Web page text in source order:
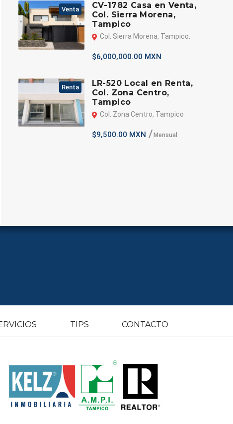
Venta
CV-1782 Casa en Venta,
Col. Sierra Morena,
Tampico
Col. Sierra Morena, Tampico.
$6,000,000.00 MXN
Renta
LR-520 Local en Renta,
Col. Zona Centro,
Tampico
Col. Zona Centro, Tampico
$9,500.00 MXN Mensual
TIPS CONTACTO